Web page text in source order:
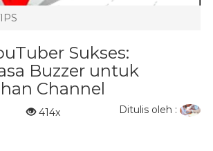
Sukses:
Buzzer untuk
Channel
414x Ditulis oleh :